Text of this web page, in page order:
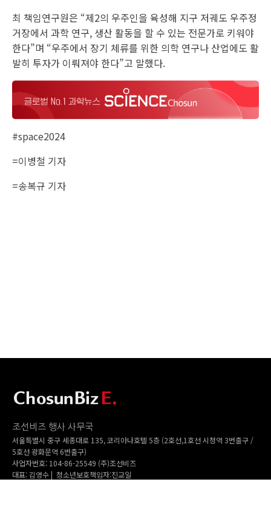
최 책임연구원은 “제2의 우주인을 육성해 지구 저궤도 우주정
거장에서 과학 연구, 생산 활동을 할 수 있는 전문가로 키워야
한다”며 “우주에서 장기 체류를 위한 의학 연구나 산업에도 활
발히 투자가 이뤄져야 한다”고 말했다.
#space2024
=이병철 기자
=송복규 기자
조선비즈 행사 사무국
서울특별시 중구 세종대로 135, 코리아나호텔 5층 (2호선,1호선 시청역 3번출구 /
5호선 광화문역 6번출구)
사업자번호: 104-86-25549 (주)조선비즈
대표: 김영수 | 청소년보호책임자:진교일